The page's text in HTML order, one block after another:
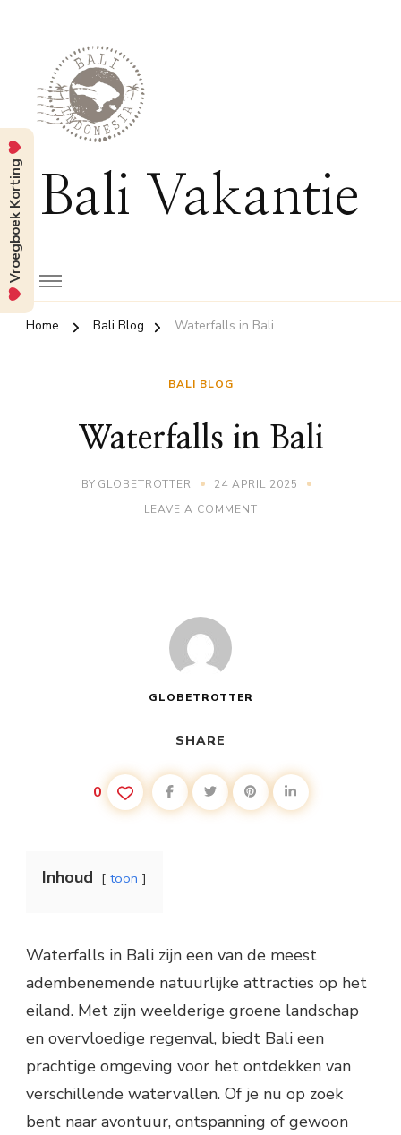
Bali Vakantie
Home Bali Blog Waterfalls in Bali
BALI BLOG
Waterfalls in Bali
BY GLOBETROTTER
24 APRIL 2025
LEAVE A COMMENTON
GLOBETROTTER
SHARE
0
Inhoud toon
Waterfalls in Bali zijn een van de meest
adembenemende natuurlijke attracties op het
eiland. Met zijn weelderige groene landschap
en overvloedige regenval, biedt Bali een
prachtige omgeving voor het ontdekken van
verschillende watervallen. Of je nu op zoek
bent naar avontuur, ontspanning of gewoon
Vroegboek Korting